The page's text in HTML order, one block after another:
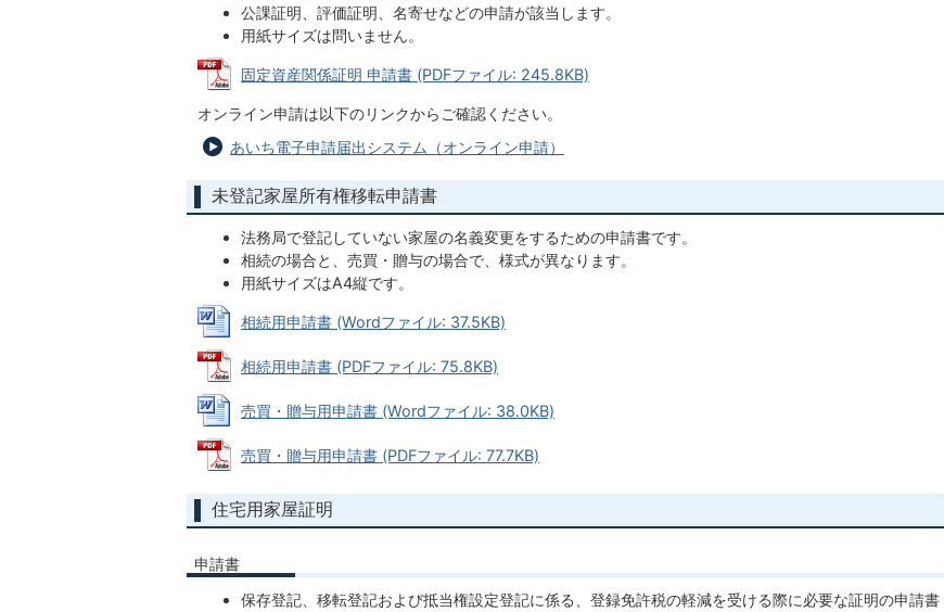
公課証明、評価証明、名寄せなどの申請が該当します。
用紙サイズは問いません。
固定資産関係証明 申請書 (PDFファイル: 245.8KB)
オンライン申請は以下のリンクからご確認ください。
あいち電子申請届出システム（オンライン申請）
未登記家屋所有権移転申請書
法務局で登記していない家屋の名義変更をするための申請書です。
相続の場合と、売買・贈与の場合で、様式が異なります。
用紙サイズはA4縦です。
相続用申請書 (Wordファイル: 37.5KB)
相続用申請書 (PDFファイル: 75.8KB)
売買・贈与用申請書 (Wordファイル: 38.0KB)
売買・贈与用申請書 (PDFファイル: 77.7KB)
住宅用家屋証明
申請書
保存登記、移転登記および抵当権設定登記に係る、登録免許税の軽減を受ける際に必要な証明の申請書